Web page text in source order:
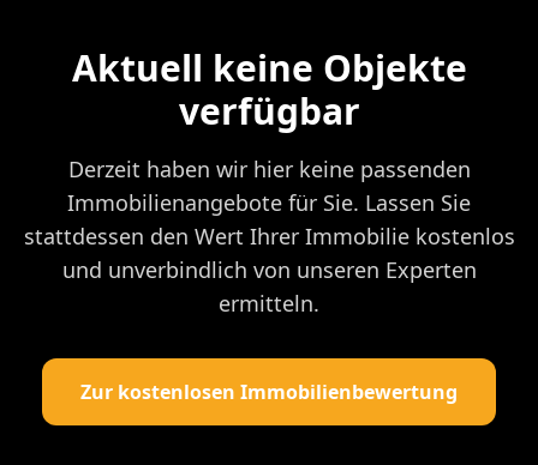
Aktuell keine Objekte
verfügbar
Derzeit haben wir hier keine passenden
Immobilienangebote für Sie. Lassen Sie
stattdessen den Wert Ihrer Immobilie kostenlos
und unverbindlich von unseren Experten
ermitteln.
Zur kostenlosen Immobilienbewertung